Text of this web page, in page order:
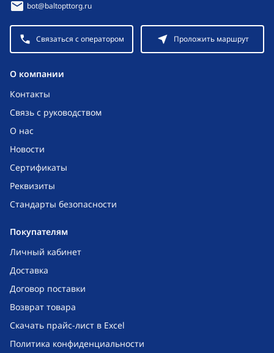
O компании
Контакты
Связь с руководством
О нас
Новости
Сертификаты
Реквизиты
Стандарты безопасности
Покупателям
Личный кабинет
Доставка
Договор поставки
Возврат товара
Скачать прайс-лист в Excel
Политика конфиденциальности
bot@baltopttorg.ru
Связаться с оператором Проложить маршрут